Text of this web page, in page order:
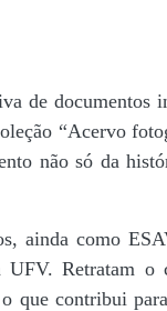
de documentos
“Acervo
não só da
ainda como
Retratam o
que contribui